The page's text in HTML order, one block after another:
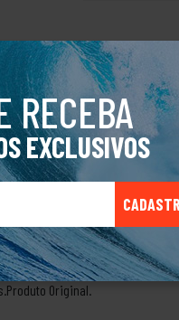
RECEBA
EXCLUSIVOS
linha. Curvas de alta envoltura
para lidar com o que vier a
e flexibilidade em relação ao
lentes da Oakley são
uma ampla variedade de
da lente base: RosaSobre a
com um design bastante
o passar do tempo, foi
outras categorias alcançando
Original.